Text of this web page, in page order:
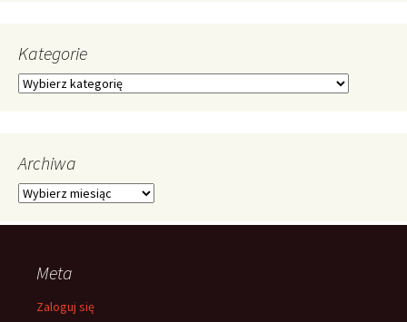
Kategorie
Kategorie
Archiwa
Archiwa
Meta
Zaloguj się